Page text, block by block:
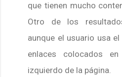
que tienen mucho
Otro de los
aunque el usuario usa
enlaces colocados
izquierdo de la página.